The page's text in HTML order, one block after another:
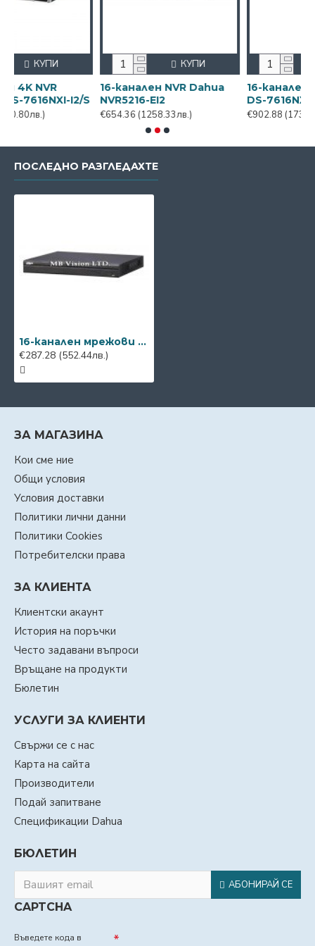
I2/S
16-канален NVR Dahua
NVR5216-EI2
€654.36
(1258.33лв.)
КУПИ
16-канален NVR
DS-7616NXI-I2/VPro
€902.88
(1736.24лв.)
КУПИ
ПОСЛЕДНО РАЗГЛЕДАХТЕ
16-канален мрежови рекордер Dahua NVR4116HS-EI
€287.28 (552.44лв.)
ЗА МАГАЗИНА
Кои сме ние
Общи условия
Условия доставки
Политики лични данни
Политики Cookies
Потребителски права
ЗА КЛИЕНТА
Клиентски акаунт
История на поръчки
Често задавани въпроси
Връщане на продукти
Бюлетин
УСЛУГИ ЗА КЛИЕНТИ
Свържи се с нас
Карта на сайта
Производители
Подай запитване
Спецификации Dahua
БЮЛЕТИН
АБОНИРАЙ СЕ
CAPTCHA
Въведете кода в